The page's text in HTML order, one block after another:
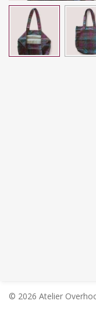
© 2026 Atelier